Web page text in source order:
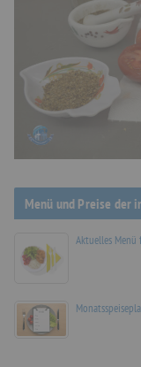
Menü und Preise der
Aktuelles Menü